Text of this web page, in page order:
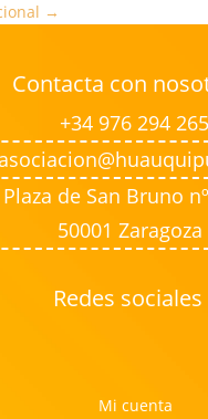
→
Contacta con
+34 976 294 265
Plaza de San Bruno
50001 Zaragoza
Redes sociales
Mi cuenta